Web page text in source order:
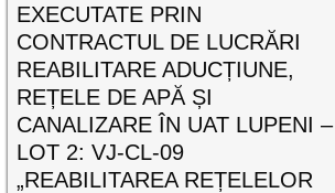
EXECUTATE PRIN
CONTRACTUL DE LUCRĂRI
REABILITARE ADUCȚIUNE,
REȚELE DE APĂ ȘI
CANALIZARE ÎN UAT LUPENI –
LOT 2: VJ-CL-09
„REABILITAREA REȚELELOR